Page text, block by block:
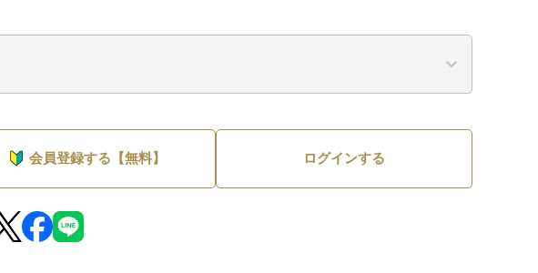
会員登録する【無料】 ログインする